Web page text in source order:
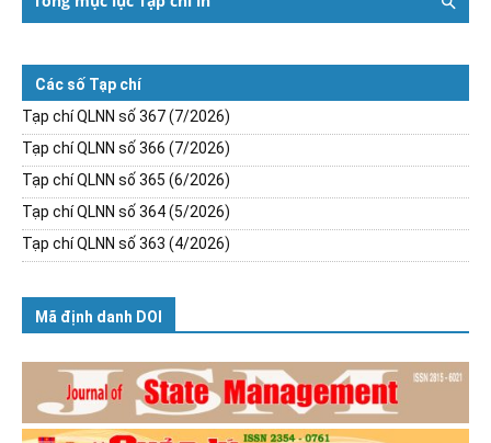
Các số Tạp chí
Tạp chí QLNN số 367 (7/2026)
Tạp chí QLNN số 366 (7/2026)
Tạp chí QLNN số 365 (6/2026)
Tạp chí QLNN số 364 (5/2026)
Tạp chí QLNN số 363 (4/2026)
Mã định danh DOI